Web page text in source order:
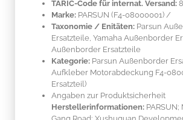
TARIC-Code für internat. Versand:
Marke: PARSUN (F4-08000001) /
Taxonomie / Enitäten: Parsun
Ersatzteile, Yamaha Außenborder
Außenborder Ersatzteile
Kategorie: Parsun Außenborder
Aufkleber Motorabdeckung F4-
Ersatzteil)
Angaben zur Produktsicherheit
Herstellerinformationen: PARSUN;